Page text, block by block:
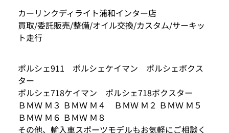
カーリンクディライト浦和インター店
買取/委託販売/整備/オイル交換/カスタム/サーキッ
ト走行
ポルシェ911 ポルシェケイマン ポルシェボクス
ター
ポルシェ718ケイマン ポルシェ718ボクスター
ＢＭＷ Ｍ３ ＢＭＷ Ｍ４ ＢＭＷ Ｍ２ ＢＭＷ Ｍ５
ＢＭＷ Ｍ６ ＢＭＷ Ｍ８
その他、輸入車スポーツモデルもお気軽にご相談く